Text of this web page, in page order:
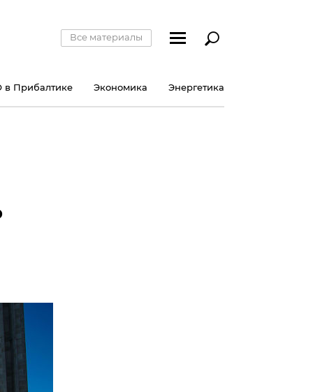
Все материалы
в Прибалтике Экономика Энергетика